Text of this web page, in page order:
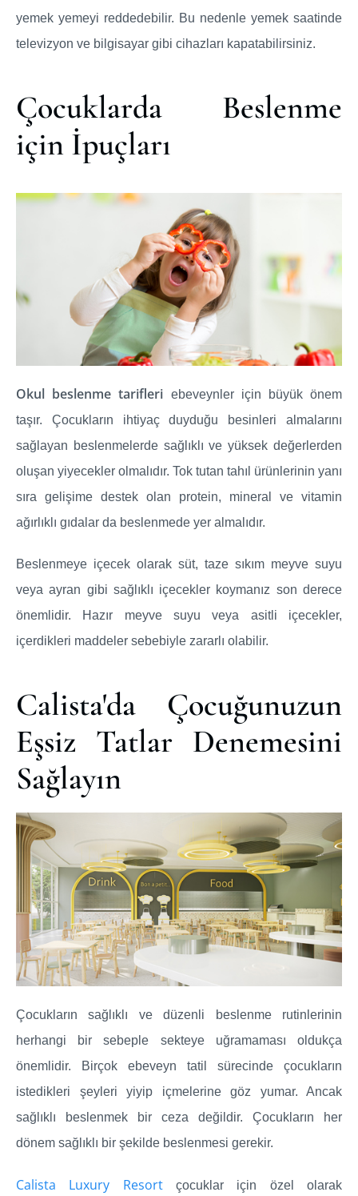
yemek yemeyi reddedebilir. Bu nedenle yemek saatinde
televizyon ve bilgisayar gibi cihazları kapatabilirsiniz.
Çocuklarda Beslenme
için İpuçları
Okul beslenme tarifleri ebeveynler için büyük önem
taşır. Çocukların ihtiyaç duyduğu besinleri almalarını
sağlayan beslenmelerde sağlıklı ve yüksek değerlerden
oluşan yiyecekler olmalıdır. Tok tutan tahıl ürünlerinin yanı
sıra gelişime destek olan protein, mineral ve vitamin
ağırlıklı gıdalar da beslenmede yer almalıdır.
Beslenmeye içecek olarak süt, taze sıkım meyve suyu
veya ayran gibi sağlıklı içecekler koymanız son derece
önemlidir. Hazır meyve suyu veya asitli içecekler,
içerdikleri maddeler sebebiyle zararlı olabilir.
Calista'da Çocuğunuzun
Eşsiz Tatlar Denemesini
Sağlayın
Çocukların sağlıklı ve düzenli beslenme rutinlerinin
herhangi bir sebeple sekteye uğramaması oldukça
önemlidir. Birçok ebeveyn tatil sürecinde çocukların
istedikleri şeyleri yiyip içmelerine göz yumar. Ancak
sağlıklı beslenmek bir ceza değildir. Çocukların her
dönem sağlıklı bir şekilde beslenmesi gerekir.
Calista Luxury Resortçocuklar için özel olarak